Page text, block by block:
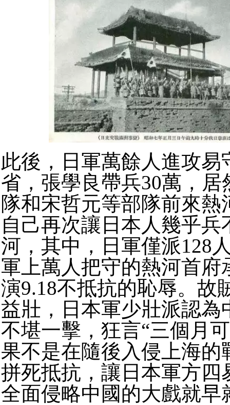
此後，日軍萬餘人進攻易
省，張學良帶兵30萬，居
隊和宋哲元等部隊前來熱
自己再次讓日本人幾乎兵
河，其中，日軍僅派128
軍上萬人把守的熱河首府
演9.18不抵抗的恥辱。 故
益壯，日本軍少壯派認為
不堪一擊，狂言“三個月
果不是在隨後入侵上海的
拼死抵抗，讓日本軍方四
全面侵略中國的大戲就早